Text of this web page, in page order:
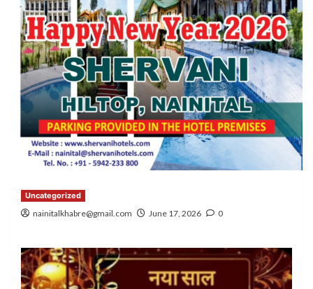
Uncategorized
nainitalkhabre@gmail.com June 17, 2026 0